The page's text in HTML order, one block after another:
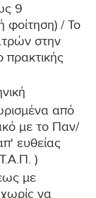
9
φοίτηση) / Το
στην
πρακτικής
από
με το Παν/
ευθείας
)
με